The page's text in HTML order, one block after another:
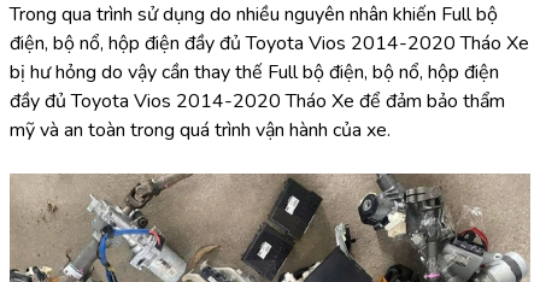
Trong qua trình sử dụng do nhiều nguyên nhân khiến Full bộ
điện, bộ nổ, hộp điện đầy đủ Toyota Vios 2014-2020 Tháo Xe
bị hư hỏng do vậy cần thay thế Full bộ điện, bộ nổ, hộp điện
đầy đủ Toyota Vios 2014-2020 Tháo Xe để đảm bảo thẩm
mỹ và an toàn trong quá trình vận hành của xe.